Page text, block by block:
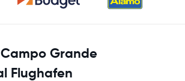
Grande
Flughafen